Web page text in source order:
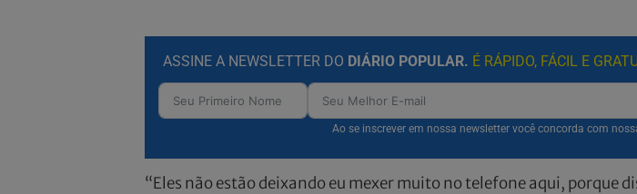
ASSINE A NEWSLETTER DO DIÁRIO POPULAR. É RÁPIDO, FÁCIL E
Ao se inscrever em nossa newsletter você concorda com
“Eles não estão deixando eu mexer muito no telefone aqui, porque